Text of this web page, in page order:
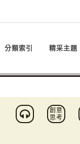
分類索引 精采主題
創意
思考